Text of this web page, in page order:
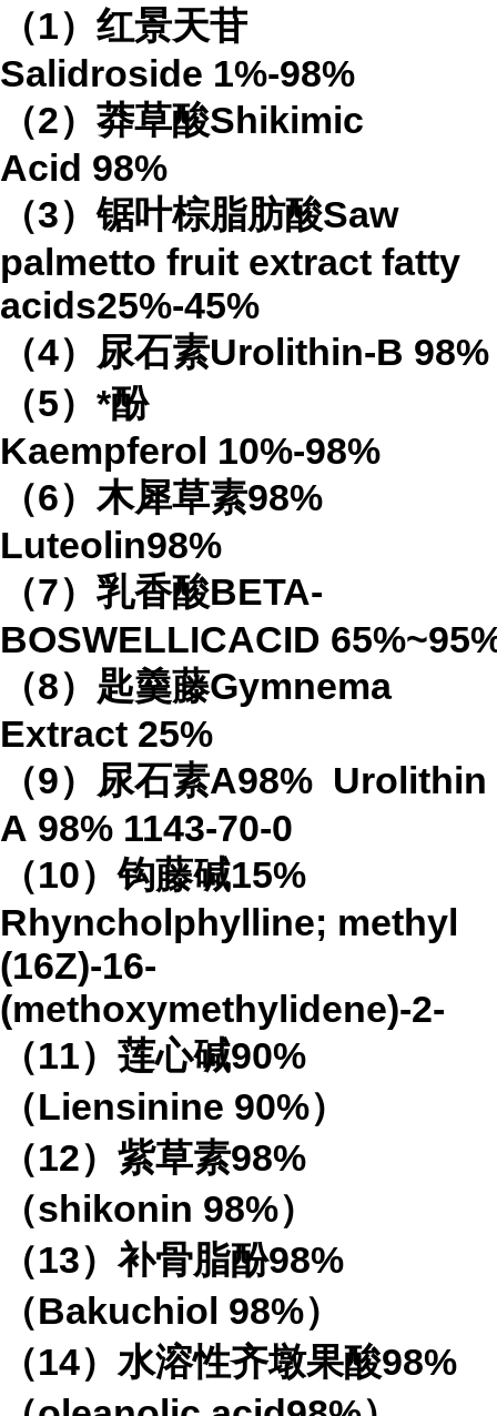
（1）红景天苷
Salidroside 1%-98%
（2）莽草酸Shikimic
Acid 98%
（3）锯叶棕脂肪酸Saw
palmetto fruit extract fatty
acids25%-45%
（4） 尿石素Urolithin-B 98%
（5）*酚
Kaempferol 10%-98%
（6）木犀草素98%
Luteolin98%
（7）乳香酸BETA-
BOSWELLICACID 65%
（8）匙羹藤Gymnema
Extract 25%
（9）尿石素A98% Urolithin
A 98% 1143-70-0
（10）钩藤碱15%
Rhyncholphylline; methyl
(16Z)-16-
(methoxymethylidene)-2-
（11）莲心碱90%
（Liensinine 90%）
（12）紫草素98%
（shikonin 98%）
（13）补骨脂酚98%
（Bakuchiol 98%）
（14）水溶性齐墩果酸98%